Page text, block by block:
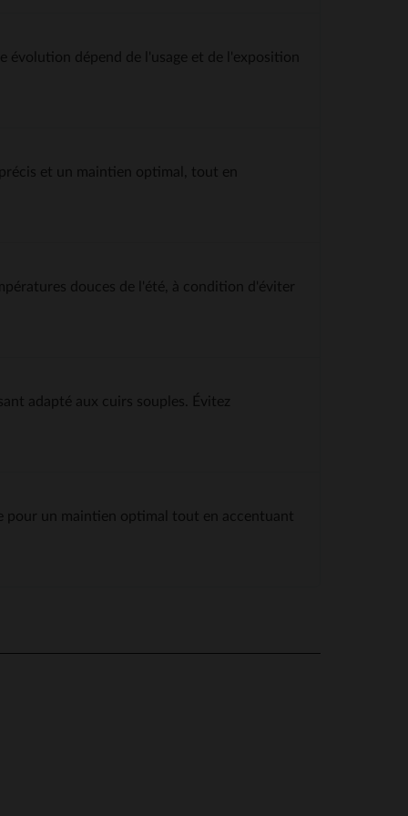
évolution dépend de l'usage et de l'exposition
et un maintien optimal, tout en
douces de l'été, à condition d'éviter
adapté aux cuirs souples. Évitez
pour un maintien optimal tout en accentuant